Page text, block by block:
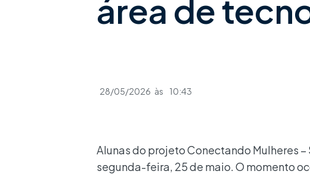
área de
28/05/2026 às 10:43
Alunas do projeto Conectando Mulheres
segunda-feira, 25 de maio. O momento